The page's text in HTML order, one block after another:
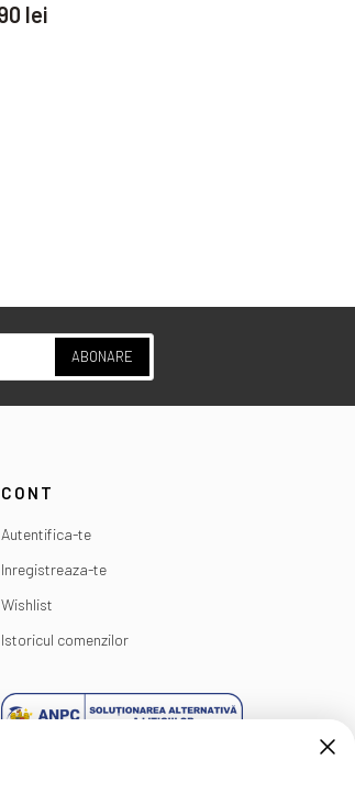
lei
ABONARE
CONT
Autentifica-te
Inregistreaza-te
Wishlist
Istoricul comenzilor